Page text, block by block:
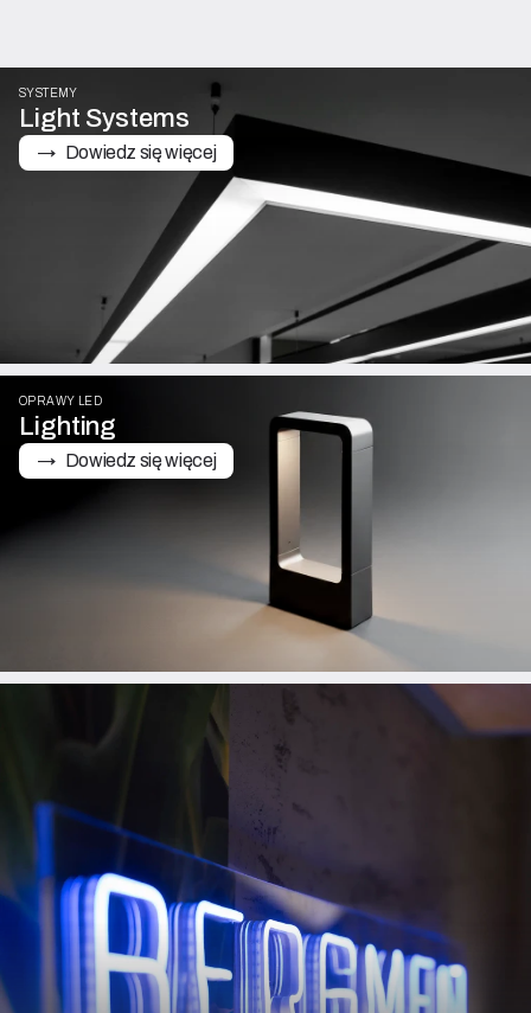
SYSTEMY
Light Systems
→   Dowiedz się więcej
OPRAWY LED
Lighting
→   Dowiedz się więcej